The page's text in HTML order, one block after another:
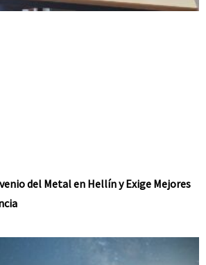
del Metal en Hellín y Exige Mejores